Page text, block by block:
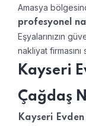
Amasya
profesyonel
Eşyalarınızın
nakliyat
Kayseri
Çağdaş
Kayseri